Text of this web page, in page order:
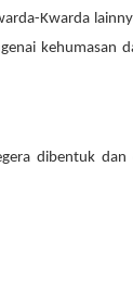
Kwarda
kehumasan
dibentuk